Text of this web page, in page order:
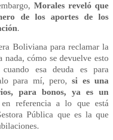
Morales reveló que
de los aportes de los
.
Boliviana para reclamar la
nada, cómo se devuelve esto
esa deuda es para
para mí, pero,si es una
para bonos, ya es un
referencia a lo que está
Pública que es la que